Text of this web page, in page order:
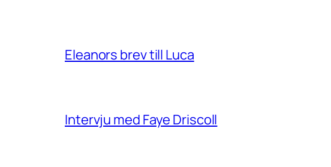
Eleanors brev till Luca
Intervju med Faye Driscoll